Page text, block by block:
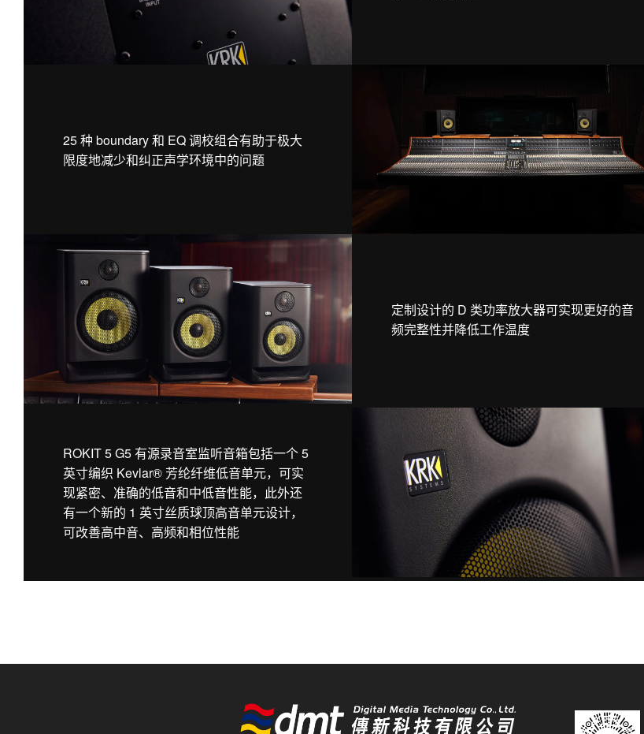
25 种 boundary 和 EQ 调校组合有助于极大
限度地减少和纠正声学环境中的问题
定制设计的 D 类功率放大器可实现更好的音
频完整性并降低工作温度
ROKIT 5 G5 有源录音室监听音箱包括一个 5
英寸编织 Kevlar® 芳纶纤维低音单元，可实
现紧密、准确的低音和中低音性能，此外还
有一个新的 1 英寸丝质球顶高音单元设计，
可改善高中音、高频和相位性能